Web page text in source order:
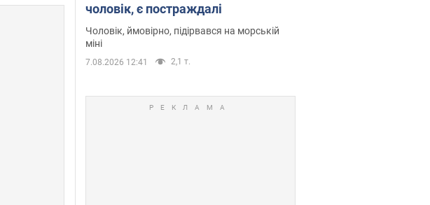
чоловік, є постраждалі
Чоловік, ймовірно, підірвався на морській
міні
7.08.2026 12:41 2,1 т.